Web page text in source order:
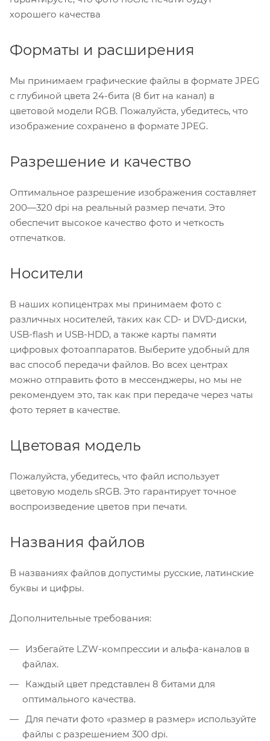
хорошего качества
Форматы и расширения
Мы принимаем графические файлы в формате JPEG
с глубиной цвета 24-бита (8 бит на канал) в
цветовой модели RGB. Пожалуйста, убедитесь, что
изображение сохранено в формате JPEG.
Разрешение и качество
Оптимальное разрешение изображения составляет
200—320 dpi на реальный размер печати. Это
обеспечит высокое качество фото и четкость
отпечатков.
Носители
В наших копицентрах мы принимаем фото с
различных носителей, таких как CD- и DVD-диски,
USB-flash и USB-HDD, а также карты памяти
цифровых фотоаппаратов. Выберите удобный для
вас способ передачи файлов. Во всех центрах
можно отправить фото в мессенджеры, но мы не
рекомендуем это, так как при передаче через чаты
фото теряет в качестве.
Цветовая модель
Пожалуйста, убедитесь, что файл использует
цветовую модель sRGB. Это гарантирует точное
воспроизведение цветов при печати.
Названия файлов
В названиях файлов допустимы русские, латинские
буквы и цифры.
Дополнительные требования:
Избегайте LZW-компрессии и альфа-каналов в
файлах.
Каждый цвет представлен 8 битами для
оптимального качества.
Для печати фото «размер в размер» используйте
файлы с разрешением 300 dpi.